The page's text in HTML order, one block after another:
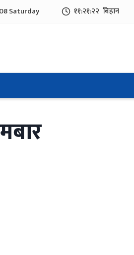
Saturday ११:२१:२२ बिहान